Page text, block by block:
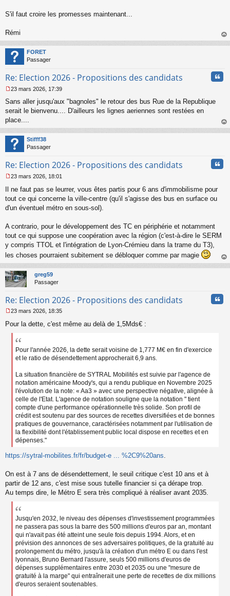
s
e
n
o
n
l
S'il faut croire les promesses maintenant...
Rémi
au
FORET
Passager
Re: Election 2026 - Propositions des candidats
e
s
s
g
e
n
n
u
23 mars 2026, 17:39
Sans aller jusqu'aux "bagnoles" le retour des bus Rue de la Republique
serait le bienvenu.... D'ailleurs les lignes aeriennes sont restées en
place....
au
Stifff38
Passager
Re: Election 2026 - Propositions des candidats
e
s
e
n
o
l
23 mars 2026, 18:01
Il ne faut pas se leurrer, vous êtes partis pour 6 ans d'immobilisme pour
tout ce qui concerne la ville-centre (qu'il s'agisse des bus en surface ou
d'un éventuel métro en sous-sol).
A contrario, pour le développement des TC en périphérie et notamment
tout ce qui suppose une coopération avec la région (c'est-à-dire le SERM
y compris TTOL et l'intégration de Lyon-Crémieu dans la trame du T3),
les choses pourraient subitement se débloquer comme par magie
au
greg59
Passager
Re: Election 2026 - Propositions des candidats
e
s
23 mars 2026, 18:35
Pour la dette, c'est même au delà de 1,5Mds€ :
Pour l'année 2026, la dette serait voisine de 1,777 M€ en fin d'exercice
et le ratio de désendettement approcherait 6,9 ans.
La situation financière de SYTRAL Mobilités est suivie par l'agence de
notation américaine Moody's, qui a rendu publique en Novembre 2025
l'évolution de la note: « Aa3 » avec une perspective négative, alignée à
celle de l'Etat. L'agence de notation souligne que la notation " tient
compte d'une performance opérationnelle très solide. Son profil de
crédit est soutenu par des sources de recettes diversifiées et de bonnes
pratiques de gouvernance, caractérisées notamment par l'utilisation de
la flexibilité dont l'établissement public local dispose en recettes et en
dépenses."
https://sytral-mobilites.fr/fr/budget-e ... %2C9%20ans
On est à 7 ans de désendettement, le seuil critique c'est 10 ans et à
partir de 12 ans, c'est mise sous tutelle financier si ça dérape trop.
Au temps dire, le Métro E sera très compliqué à réaliser avant 2035.
Jusqu'en 2032, le niveau des dépenses d'investissement programmées
ne passera pas sous la barre des 500 millions d'euros par an, montant
qui n'avait pas été atteint une seule fois depuis 1994. Alors, et en
prévision des annonces de ses adversaires politiques, de la gratuité au
prolongement du métro, jusqu'à la création d'un métro E ou dans l'est
lyonnais, Bruno Bernard l'assure, seuls 500 millions d'euros de
dépenses supplémentaires entre 2030 et 2035 ou une "mesure de
gratuité à la marge" qui entraînerait une perte de recettes de dix millions
d'euros seraient soutenables.